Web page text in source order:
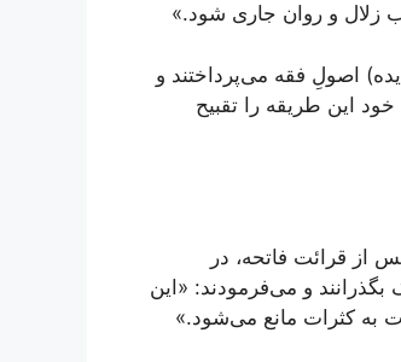
زلال و روان جاری شود.»
اصولِ فقه می‌پرداختند و
این طریقه را تقبیح
از قرائت فاتحه، در
و می‌فرمودند: «این
به کثرات مانع می‌شود.»